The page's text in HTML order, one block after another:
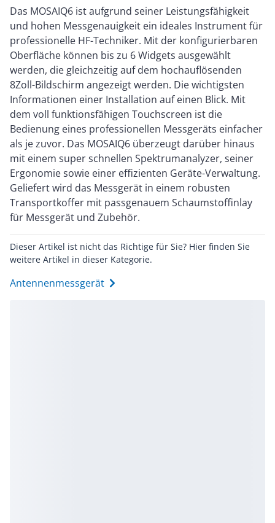
Das MOSAIQ6 ist aufgrund seiner Leistungsfähigkeit
und hohen Messgenauigkeit ein ideales Instrument für
professionelle HF-Techniker. Mit der konfigurierbaren
Oberfläche können bis zu 6 Widgets ausgewählt
werden, die gleichzeitig auf dem hochauflösenden
8Zoll-Bildschirm angezeigt werden. Die wichtigsten
Informationen einer Installation auf einen Blick. Mit
dem voll funktionsfähigen Touchscreen ist die
Bedienung eines professionellen Messgeräts einfacher
als je zuvor. Das MOSAIQ6 überzeugt darüber hinaus
mit einem super schnellen Spektrumanalyzer, seiner
Ergonomie sowie einer effizienten Geräte-Verwaltung.
Geliefert wird das Messgerät in einem robusten
Transportkoffer mit passgenauem Schaumstoffinlay
für Messgerät und Zubehör.
Dieser Artikel ist nicht das Richtige für Sie? Hier finden Sie
weitere Artikel in dieser Kategorie.
Antennenmessgerät